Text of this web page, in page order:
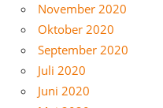
November 2020
Oktober 2020
September 2020
Juli 2020
Juni 2020